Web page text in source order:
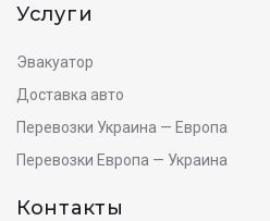
Услуги
Эвакуатор
Доставка авто
Перевозки Украина — Европа
Перевозки Европа — Украина
Контакты